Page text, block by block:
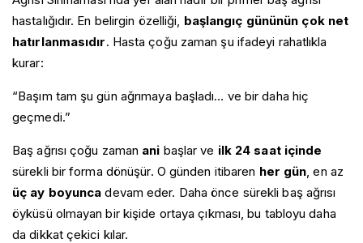
hastalığıdır. En belirgin özelliği, başlangıç gününün çok net
hatırlanmasıdır. Hasta çoğu zaman şu ifadeyi rahatlıkla
kurar:
“Başım tam şu gün ağrımaya başladı… ve bir daha hiç
geçmedi.”
Baş ağrısı çoğu zaman ani başlar ve ilk 24 saat içinde
sürekli bir forma dönüşür. O günden itibaren her gün , en az
üç ay boyunca devam eder. Daha önce sürekli baş ağrısı
öyküsü olmayan bir kişide ortaya çıkması, bu tabloyu daha
da dikkat çekici kılar.